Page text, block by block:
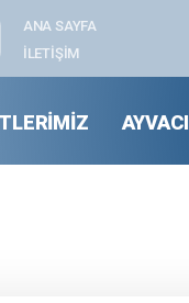
ANA SAYFA
İLETIŞIM